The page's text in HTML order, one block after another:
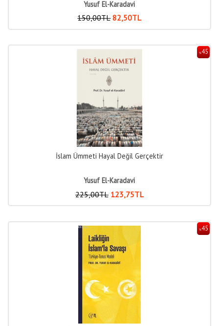
Yusuf El-Karadavi
150,00TL 82,50TL
%45
İslam Ümmeti Hayal Değil Gerçektir
Yusuf El-Karadavi
225,00TL 123,75TL
%45